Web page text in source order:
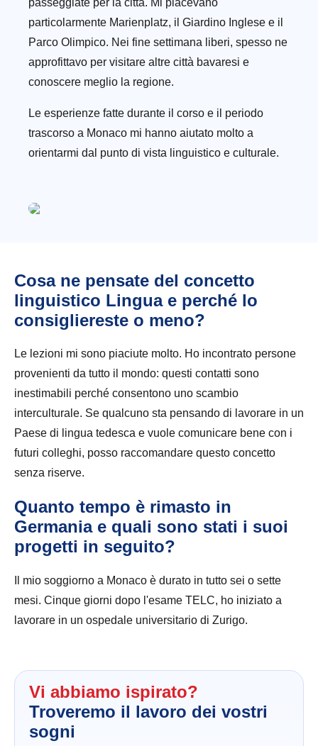
particolarmente Marienplatz, il Giardino Inglese e il
Parco Olimpico. Nei fine settimana liberi, spesso ne
approfittavo per visitare altre città bavaresi e
conoscere meglio la regione.
Le esperienze fatte durante il corso e il periodo
trascorso a Monaco mi hanno aiutato molto a
orientarmi dal punto di vista linguistico e culturale.
Cosa ne pensate del concetto
linguistico Lingua e perché lo
consigliereste o meno?
Le lezioni mi sono piaciute molto. Ho incontrato persone
provenienti da tutto il mondo: questi contatti sono
inestimabili perché consentono uno scambio
interculturale. Se qualcuno sta pensando di lavorare in un
Paese di lingua tedesca e vuole comunicare bene con i
futuri colleghi, posso raccomandare questo concetto
senza riserve.
Quanto tempo è rimasto in
Germania e quali sono stati i suoi
progetti in seguito?
Il mio soggiorno a Monaco è durato in tutto sei o sette
mesi. Cinque giorni dopo l'esame TELC, ho iniziato a
lavorare in un ospedale universitario di Zurigo.
Vi abbiamo ispirato?
Troveremo il lavoro dei vostri
sogni